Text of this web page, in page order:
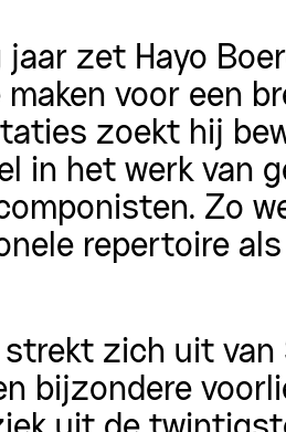
zet Hayo
voor een
zoekt hij
in het werk van
Zo
repertoire
zich uit
bijzondere